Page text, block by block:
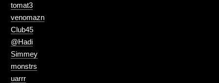
tomat3
venomazn
Club45
@Hadi
Simmey
monstrs
uarrr